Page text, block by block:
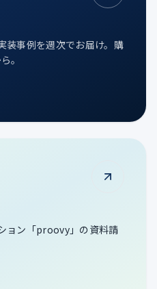
装事例を週次でお届け。購
。
ョン「proovy」の資料請